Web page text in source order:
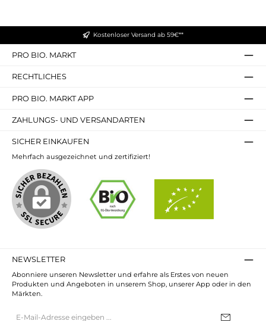
Kostenloser Versand ab 59€**
PRO BIO. MARKT
RECHTLICHES
PRO BIO. MARKT APP
ZAHLUNGS- UND VERSANDARTEN
SICHER EINKAUFEN
Mehrfach ausgezeichnet und zertifiziert!
NEWSLETTER
Abonniere unseren Newsletter und erfahre als Erstes von neuen
Produkten und Angeboten in unserem Shop, unserer App oder in den
Märkten.
Mail-